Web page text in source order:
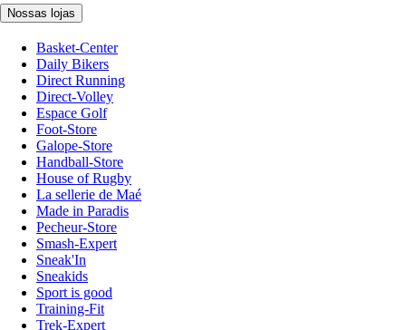
Nossas lojas
Basket-Center
Daily Bikers
Direct Running
Direct-Volley
Espace Golf
Foot-Store
Galope-Store
Handball-Store
House of Rugby
La sellerie de Maé
Made in Paradis
Pecheur-Store
Smash-Expert
Sneak'In
Sneakids
Sport is good
Training-Fit
Trek-Expert